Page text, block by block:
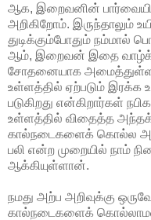
ஆக, இறைவனின்
அறிகிறோம். இருந்தாலும்
துடிக்கும்போதும் நம்மால்
ஆம், இறைவன் இதை
சோதனையாக
உள்ளத்தில் ஏற்படும் இரக்க
படுகிறது என்கிறார்கள்
உள்ளத்தில் விதைத்த
கால்நடைகளைக் கொல்ல
பலி என்ற முறையில் நாம்
ஆக்கியுள்ளான்.
நமது அற்ப அறிவுக்கு
கால்நடைகளைக் கொல்லாமல்